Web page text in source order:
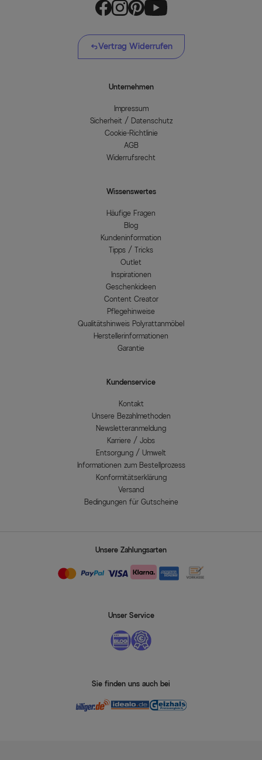
Vertrag Widerrufen
Unternehmen
Impressum
Sicherheit / Datenschutz
Cookie-Richtlinie
AGB
Widerrufsrecht
Wissenswertes
Häufige Fragen
Blog
Kundeninformation
Tipps / Tricks
Outlet
Inspirationen
Geschenkideen
Content Creator
Pflegehinweise
Qualitätshinweis Polyrattanmöbel
Herstellerinformationen
Garantie
Kundenservice
Kontakt
Unsere Bezahlmethoden
Newsletteranmeldung
Karriere / Jobs
Entsorgung / Umwelt
Informationen zum Bestellprozess
Konformitätserklärung
Versand
Bedingungen für Gutscheine
Unsere Zahlungsarten
Unser Service
Sie finden uns auch bei